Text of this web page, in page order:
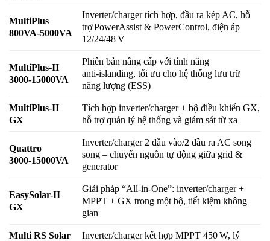
MultiPlus
800VA‑5000VA
Inverter/charger tích hợp, đầu ra kép AC, hỗ
trợ PowerAssist & PowerControl, điện áp
12/24/48 V
MultiPlus-II
3000‑15000VA
Phiên bản nâng cấp với tính năng
anti‑islanding, tối ưu cho hệ thống lưu trữ
năng lượng (ESS)
MultiPlus-II
GX
Tích hợp inverter/charger + bộ điều khiển GX,
hỗ trợ quản lý hệ thống và giám sát từ xa
Quattro
3000‑15000VA
Inverter/charger 2 đầu vào/2 đầu ra AC song
song – chuyển nguồn tự động giữa grid &
generator
EasySolar-II
GX
Giải pháp “All-in-One”: inverter/charger +
MPPT + GX trong một bộ, tiết kiệm không
gian
Multi RS Solar
Inverter/charger kết hợp MPPT 450 W, lý